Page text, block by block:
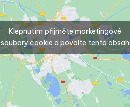
Klepnutím přijměte marketingové
soubory cookie a povolte tento obsah